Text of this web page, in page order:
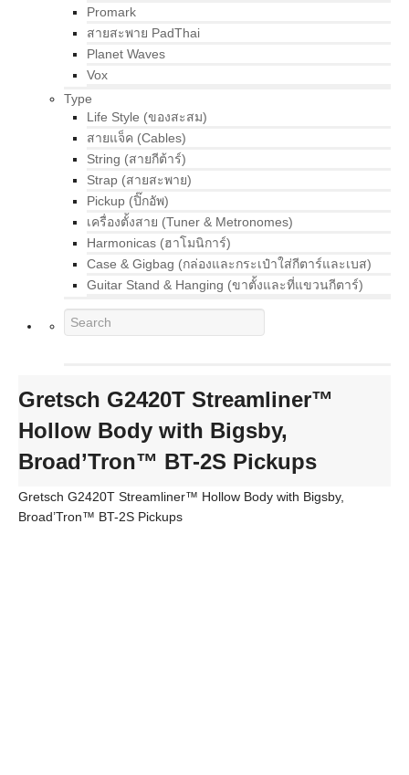
Promark
สายสะพาย PadThai
Planet Waves
Vox
Type
Life Style (ของสะสม)
สายแจ็ค (Cables)
String (สายกีต้าร์)
Strap (สายสะพาย)
Pickup (ปิ๊กอัพ)
เครื่องตั้งสาย (Tuner & Metronomes)
Harmonicas (ฮาโมนิการ์)
Case & Gigbag (กล่องและกระเป๋าใส่กีตาร์และเบส)
Guitar Stand & Hanging (ขาตั้งและที่แขวนกีตาร์)
Gretsch G2420T Streamliner™
Hollow Body with Bigsby,
Broad’Tron™ BT-2S Pickups
Gretsch G2420T Streamliner™ Hollow Body with Bigsby,
Broad’Tron™ BT-2S Pickups